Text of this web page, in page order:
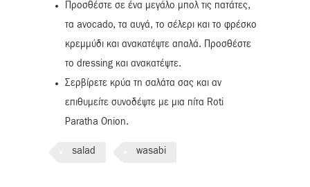
Προσθέστε σε ένα μεγάλο μπολ τις πατάτες,
τα avocado, τα αυγά, το σέλερι και το φρέσκο
κρεμμύδι και ανακατέψτε απαλά. Προσθέστε
το dressing και ανακατέψτε.
Σερβίρετε κρύα τη σαλάτα σας και αν
επιθυμείτε συνοδέψτε με μια πίτα Roti
Paratha Onion.
salad wasabi